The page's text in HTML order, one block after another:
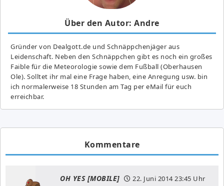
Über den Autor: Andre
Gründer von Dealgott.de und Schnäppchenjäger aus
Leidenschaft. Neben den Schnäppchen gibt es noch ein großes
Fai­ble für die Meteorologie sowie dem Fußball (Oberhausen
Ole). Solltet ihr mal eine Frage haben, eine Anregung usw. bin
ich normalerweise 18 Stunden am Tag per eMail für euch
erreichbar.
Kommentare
OH YES [MOBILE] 22. Juni 201423:45 Uhr